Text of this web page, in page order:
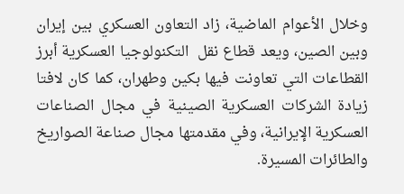
وخلال الأعوام الماضية، زاد التعاون العسكري بين إيران
وبين الصين، ويعد قطاع نقل التكنولوجيا العسكرية أبرز
القطاعات التي تعاونت فيها بكين وطهران، كما كان لافتا
زيادة الشركات العسكرية الصينية في مجال الصناعات
العسكرية الإيرانية، وفي مقدمتها مجال صناعة الصواريخ
والطائرات المسيرة.